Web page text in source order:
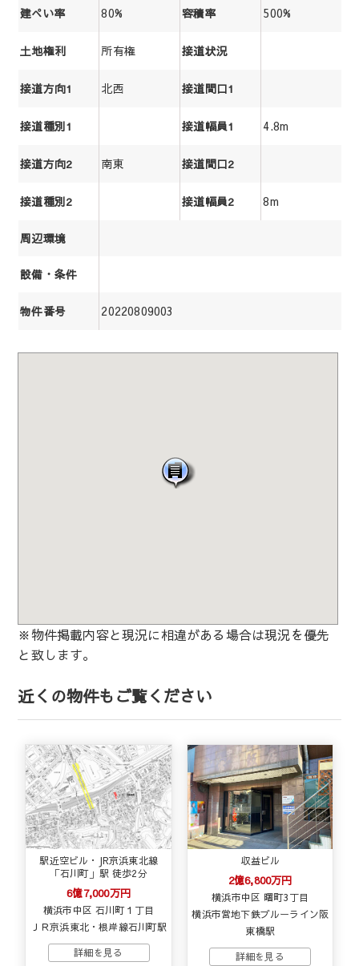
建ぺい率 80% 容積率 500%
土地権利 所有権 接道状況
接道方向1 北西 接道間口1
接道種別1 接道幅員1 4.8m
接道方向2 南東 接道間口2
接道種別2 接道幅員2 8m
周辺環境
設備・条件
物件番号 20220809003
※物件掲載内容と現況に相違がある場合は現況を優先
と致します。
近くの物件もご覧ください
駅近空ビル・JR京浜東北線
「石川町」駅 徒歩2分
6億7,000万円
横浜市中区 石川町１丁目
ＪＲ京浜東北・根岸線石川町駅
収益ビル
2億6,800万円
横浜市中区 曙町3丁目
横浜市営地下鉄ブルーライン阪
東橋駅